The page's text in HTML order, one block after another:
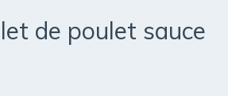
de poulet sauce